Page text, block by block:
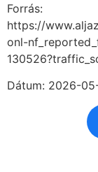
Forrás:
https://
onl-
Dátum: 2026-